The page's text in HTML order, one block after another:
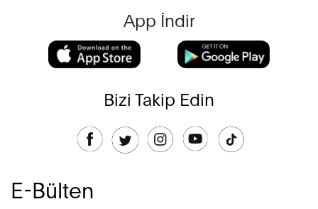
App İndir
Bizi Takip Edin
E-Bülten